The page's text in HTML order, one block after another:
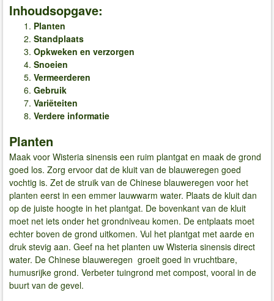
Inhoudsopgave:
Planten
Standplaats
Opkweken en verzorgen
Snoeien
Vermeerderen
Gebruik
Variëteiten
Verdere informatie
Planten
Maak voor Wisteria sinensis een ruim plantgat en maak de grond
goed los. Zorg ervoor dat de kluit van de blauweregen goed
vochtig is. Zet de struik van de Chinese blauweregen voor het
planten eerst in een emmer lauwwarm water. Plaats de kluit dan
op de juiste hoogte in het plantgat. De bovenkant van de kluit
moet net iets onder het grondniveau komen. De entplaats moet
echter boven de grond uitkomen. Vul het plantgat met aarde en
druk stevig aan. Geef na het planten uw Wisteria sinensis direct
water. De Chinese blauweregen groeit goed in vruchtbare,
humusrijke grond. Verbeter tuingrond met compost, vooral in de
buurt van de gevel.